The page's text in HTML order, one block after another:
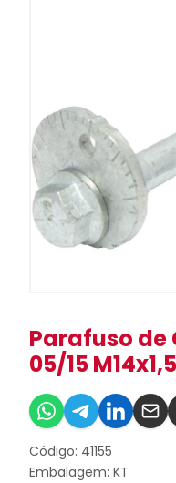
Parafuso de
05/15
Código: 41155
Embalagem: KT